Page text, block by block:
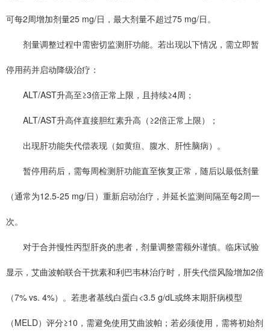
可每2周增加剂量25 mg/日，最大剂量不超过75 mg/日。
剂量调整过程中需密切监测肝功能。若出现以下情况，需立即暂
停用药并启动降级治疗：
ALT/AST升高至≥3倍正常上限，且持续≥4周；
ALT/AST升高伴直接胆红素升高（≥2倍正常上限）；
出现肝功能失代偿表现（如黄疸、腹水、肝性脑病）。
暂停用药后，需每周检测肝功能直至恢复正常，随后以最低剂量
（通常为12.5-25 mg/日）重新启动治疗，并延长监测间隔至每2周一
次。
对于合并慢性丙型肝炎的患者，剂量调整需额外谨慎。临床试验
显示，艾曲波帕联合干扰素和利巴韦林治疗时，肝失代偿风险增加2倍
（7% vs. 4%）。若患者基线白蛋白<3.5 g/dL或终末期肝病模型
（MELD）评分≥10，需避免使用艾曲波帕；若必须使用，需将初始剂